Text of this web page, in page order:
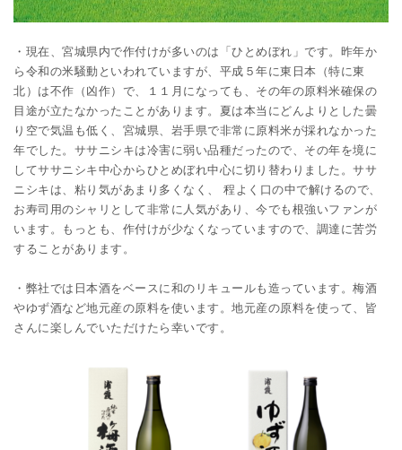
・現在、宮城県内で作付けが多いのは「ひとめぼれ」です。昨年か
ら令和の米騒動といわれていますが、平成５年に東日本（特に東
北）は不作（凶作）で、１１月になっても、その年の原料米確保の
目途が立たなかったことがあります。夏は本当にどんよりとした曇
り空で気温も低く、宮城県、岩手県で非常に原料米が採れなかった
年でした。ササニシキは冷害に弱い品種だったので、その年を境に
してササニシキ中心からひとめぼれ中心に切り替わりました。ササ
ニシキは、粘り気があまり多くなく、 程よく口の中で解けるので、
お寿司用のシャリとして非常に人気があり、今でも根強いファンが
います。もっとも、作付けが少なくなっていますので、調達に苦労
することがあります。
・弊社では日本酒をベースに和のリキュールも造っています。梅酒
やゆず酒など地元産の原料を使います。地元産の原料を使って、皆
さんに楽しんでいただけたら幸いです。